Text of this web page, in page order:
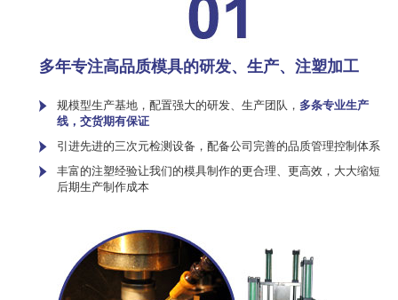
多年专注高品质模具的研发、生产、注塑加工
规模型生产基地，配置强大的研发、生产团队， 多条专业生产
线，交货期有保证
引进先进的三次元检测设备，配备公司完善的品质管理控制体系
丰富的注塑经验让我们的模具制作的更合理、更高效，大大缩短
后期生产制作成本